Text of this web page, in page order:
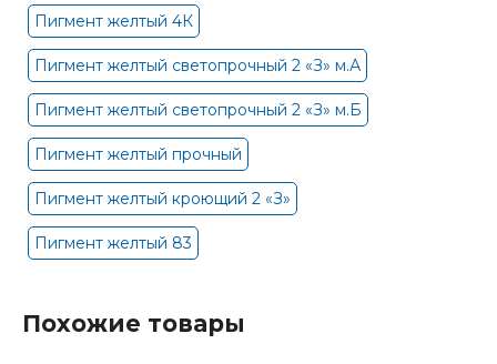
Пигмент желтый 4К
Пигмент желтый светопрочный 2 «З» м.А
Пигмент желтый светопрочный 2 «З» м.Б
Пигмент желтый прочный
Пигмент желтый кроющий 2 «З»
Пигмент желтый 83
Похожие товары